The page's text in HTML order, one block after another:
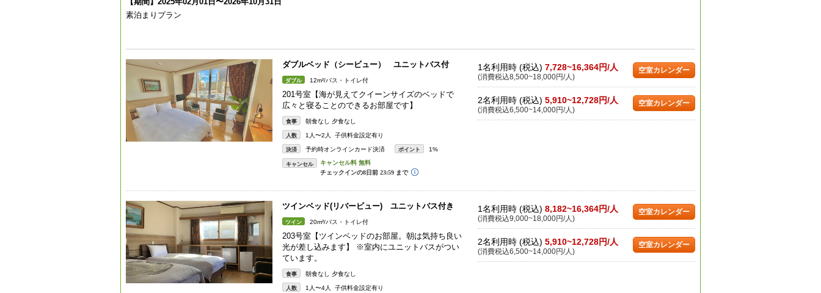
素泊まりプラン
ダブルベッド（シービュー） ユニットバス付
ダブル 12m²/バス・トイレ付
201号室【海が見えてクイーンサイズのベッドで
広々と寝ることのできるお部屋です】
食事 朝食なし 夕食なし
人数 1人〜2人 子供料金設定有り
決済 予約時オンラインカード決済 ポイント 1%
キャンセル
1名利用時 (税込) 7,728~16,364円/人
(消費税込8,500~18,000円/人)
空室カレンダー
2名利用時 (税込) 5,910~12,728円/人
(消費税込6,500~14,000円/人)
空室カレンダー
ツインベッド(リバービュー) ユニットバス付き
ツイン 20m²/バス・トイレ付
203号室【ツインベッドのお部屋。朝は気持ち良い
光が差し込みます】 ※室内にユニットバスがつい
ています。
食事 朝食なし 夕食なし
人数 1人〜4人 子供料金設定有り
1名利用時 (税込) 8,182~16,364円/人
(消費税込9,000~18,000円/人)
空室カレンダー
2名利用時 (税込) 5,910~12,728円/人
(消費税込6,500~14,000円/人)
空室カレンダー